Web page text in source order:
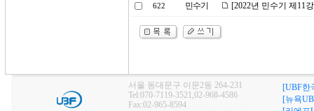
622 민수기 [2022년 민수기 제11
서울 동대문구 이문2동 264-231
Tel:070-7119-3521,02-968-4586
Fax:02-965-8594
[UBF한
[뉴욕